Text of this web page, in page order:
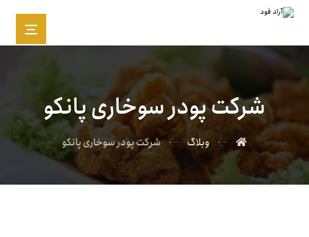
شرکت پودر سوخاری پانکو
وبلاگ شرکت پودر سوخاری پانکو